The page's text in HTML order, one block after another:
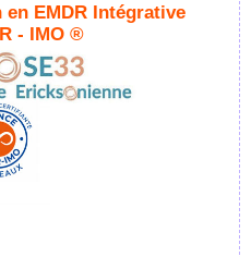
en EMDR Intégrative
- IMO ®